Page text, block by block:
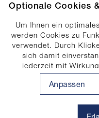
Optionale Cookies
Um Ihnen ein
werden Cookies zu
verwendet. Durch
sich damit
jederzeit mit
werden. Ihre
Klicken auf
Informationen
Anpassen
Cookie-Einstellungen
Datenschutz
Produktsicherheit
Erklärung zur Barrierefreiheit